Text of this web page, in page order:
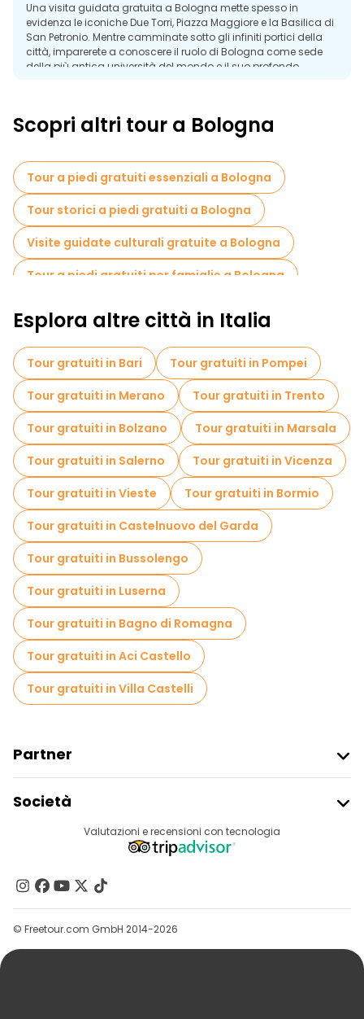
Una visita guidata gratuita a Bologna mette spesso in
evidenza le iconiche Due Torri, Piazza Maggiore e la Basilica di
San Petronio. Mentre camminate sotto gli infiniti portici della
città, imparerete a conoscere il ruolo di Bologna come sede
della più antica università del mondo e il suo profondo
Quadrilatero presentano pasta fresca, salumi e specialità
locali che hanno reso Bologna la capitale culinaria d'Italia. Il
vivace giorno e notte.
Un tour gratuito a piedi a Bologna offre un modo perfetto per
sperimentare il suo fascino medievale, i suoi ricchi sapori e la
sua calda atmosfera, che la rendono una delle città più
indimenticabili d'Italia.
Scopri altri tour a Bologna
Tour a piedi gratuiti essenziali a Bologna
Tour storici a piedi gratuiti a Bologna
Visite guidate culturali gratuite a Bologna
Tour a piedi gratuiti per famiglie a Bologna
Visite autoguidate in Bologna
Visite al mercato in Bologna
Tour di degustazione locali in Bologna
Passeggiate notturne gratuite a Bologna
Tour in bicicletta a Bologna
Tour gastronomici a Bologna
Tour gratuiti nelle vicinanze Piazza Maggiore
Tour gratuiti nelle vicinanze Fontana del Nettuno
Tour gratuiti nelle vicinanze Two Towers
Esplora altre città in Italia
Tour gratuiti in Bari
Tour gratuiti in Pompei
Tour gratuiti in Merano
Tour gratuiti in Trento
Tour gratuiti in Bolzano
Tour gratuiti in Marsala
Tour gratuiti in Salerno
Tour gratuiti in Vicenza
Tour gratuiti in Vieste
Tour gratuiti in Bormio
Tour gratuiti in Castelnuovo del Garda
Tour gratuiti in Bussolengo
Tour gratuiti in Luserna
Tour gratuiti in Bagno di Romagna
Tour gratuiti in Aci Castello
Tour gratuiti in Villa Castelli
Partner
Accesso Del Fornitore
Programma Di Affiliazione
Società
Destinazioni
Contattaci
Gruppi
Aiuto
Valutazioni e recensioni con tecnologia
© Freetour.com GmbH 2014-2026